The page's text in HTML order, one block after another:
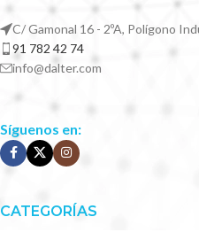
C/ Gamonal 16 - 2ºA, Polígono
91 782 42 74
info@dalter.com
Síguenos en:
CATEGORÍAS